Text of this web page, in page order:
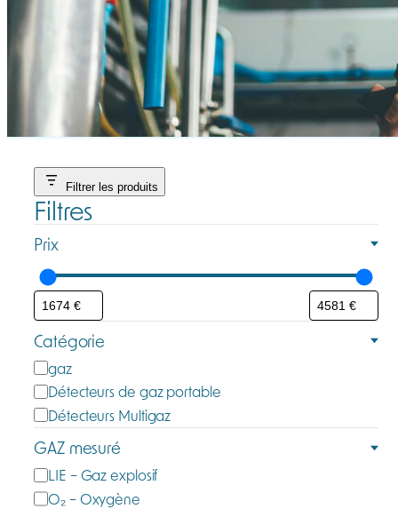
Filtrer les produits
Filtres
Prix
Catégorie
C
a
t
é
g
o
gaz
Détecteurs de gaz portable
Détecteurs Multigaz
GAZ mesuré
G
a
LIE – Gaz explosif
O₂ – Oxygène